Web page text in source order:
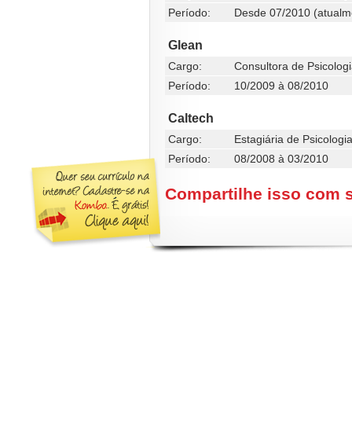
Período:
Desde 07/2010
Glean
Cargo:
Consultora de
Período:
10/2009 à 08/2010
Caltech
Cargo:
Estagiária de Psicologia
Período:
08/2008 à 03/2010
Compartilhe isso com